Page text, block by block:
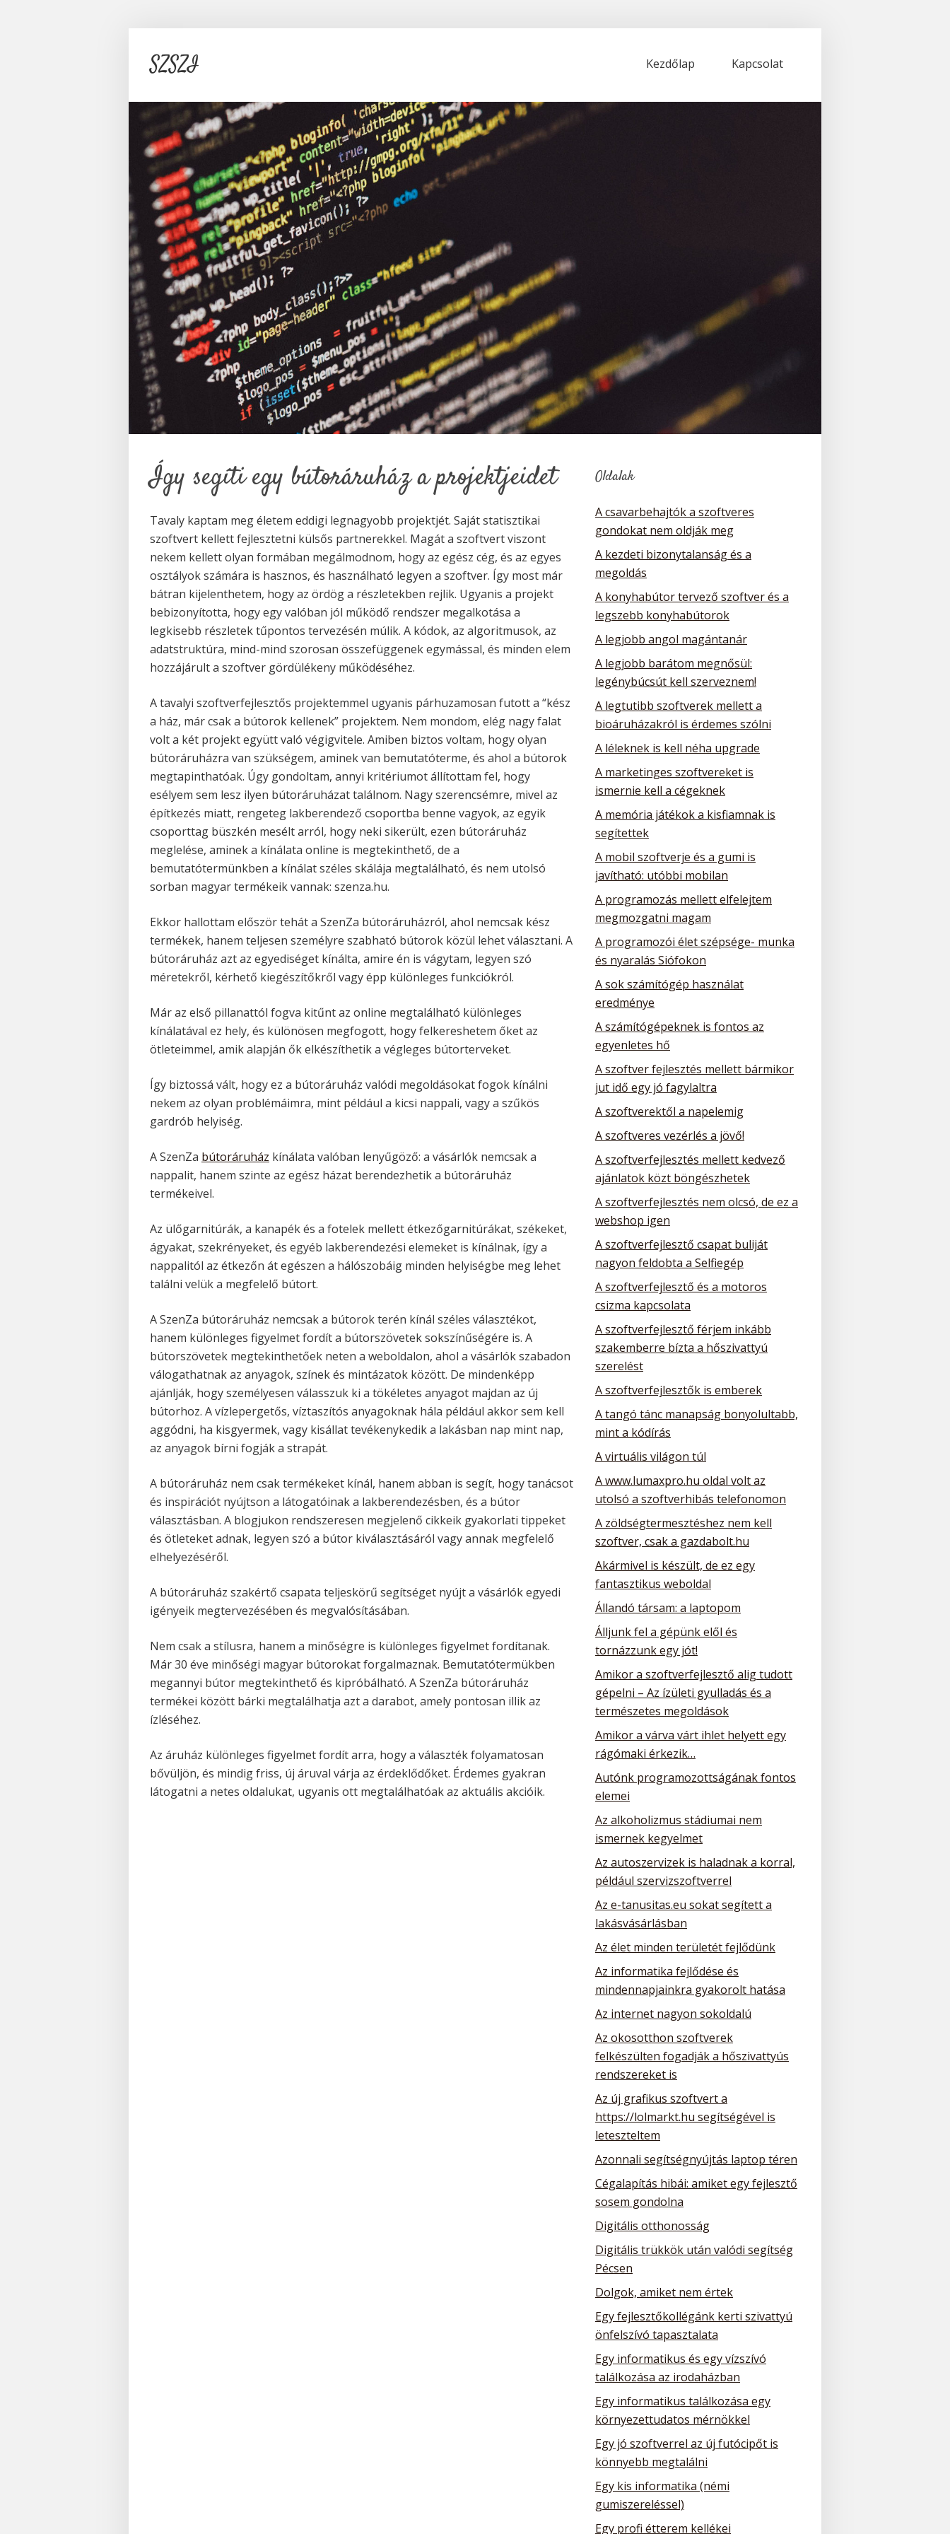
SZSZI Kezdőlap Kapcsolat
Így segíti egy bútoráruház a projektjeidet
Tavaly kaptam meg életem eddigi legnagyobb projektjét. Saját statisztikai
szoftvert kellett fejlesztetni külsős partnerekkel. Magát a szoftvert viszont
nekem kellett olyan formában megálmodnom, hogy az egész cég, és az egyes
osztályok számára is hasznos, és használható legyen a szoftver. Így most már
bátran kijelenthetem, hogy az ördög a részletekben rejlik. Ugyanis a projekt
bebizonyította, hogy egy valóban jól működő rendszer megalkotása a
legkisebb részletek tűpontos tervezésén múlik. A kódok, az algoritmusok, az
adatstruktúra, mind-mind szorosan összefüggenek egymással, és minden elem
hozzájárult a szoftver gördülékeny működéséhez.
A tavalyi szoftverfejlesztős projektemmel ugyanis párhuzamosan futott a “kész
a ház, már csak a bútorok kellenek” projektem. Nem mondom, elég nagy falat
volt a két projekt együtt való végigvitele. Amiben biztos voltam, hogy olyan
bútoráruházra van szükségem, aminek van bemutatóterme, és ahol a bútorok
megtapinthatóak. Úgy gondoltam, annyi kritériumot állítottam fel, hogy
esélyem sem lesz ilyen bútoráruházat találnom. Nagy szerencsémre, mivel az
építkezés miatt, rengeteg lakberendező csoportba benne vagyok, az egyik
csoporttag büszkén mesélt arról, hogy neki sikerült, ezen bútoráruház
meglelése, aminek a kínálata online is megtekinthető, de a
bemutatótermünkben a kínálat széles skálája megtalálható, és nem utolsó
sorban magyar termékeik vannak: szenza.hu.
Ekkor hallottam először tehát a SzenZa bútoráruházról, ahol nemcsak kész
termékek, hanem teljesen személyre szabható bútorok közül lehet választani. A
bútoráruház azt az egyediséget kínálta, amire én is vágytam, legyen szó
méretekről, kérhető kiegészítőkről vagy épp különleges funkciókról.
Már az első pillanattól fogva kitűnt az online megtalálható különleges
kínálatával ez hely, és különösen megfogott, hogy felkereshetem őket az
ötleteimmel, amik alapján ők elkészíthetik a végleges bútorterveket.
Így biztossá vált, hogy ez a bútoráruház valódi megoldásokat fogok kínálni
nekem az olyan problémáimra, mint például a kicsi nappali, vagy a szűkös
gardrób helyiség.
A SzenZa bútoráruház kínálata valóban lenyűgöző: a vásárlók nemcsak a
nappalit, hanem szinte az egész házat berendezhetik a bútoráruház
termékeivel.
Az ülőgarnitúrák, a kanapék és a fotelek mellett étkezőgarnitúrákat, székeket,
ágyakat, szekrényeket, és egyéb lakberendezési elemeket is kínálnak, így a
nappalitól az étkezőn át egészen a hálószobáig minden helyiségbe meg lehet
találni velük a megfelelő bútort.
A SzenZa bútoráruház nemcsak a bútorok terén kínál széles választékot,
hanem különleges figyelmet fordít a bútorszövetek sokszínűségére is. A
bútorszövetek megtekinthetőek neten a weboldalon, ahol a vásárlók szabadon
válogathatnak az anyagok, színek és mintázatok között. De mindenképp
ajánlják, hogy személyesen válasszuk ki a tökéletes anyagot majdan az új
bútorhoz. A vízlepergetős, víztaszítós anyagoknak hála például akkor sem kell
aggódni, ha kisgyermek, vagy kisállat tevékenykedik a lakásban nap mint nap,
az anyagok bírni fogják a strapát.
A bútoráruház nem csak termékeket kínál, hanem abban is segít, hogy tanácsot
és inspirációt nyújtson a látogatóinak a lakberendezésben, és a bútor
választásban. A blogjukon rendszeresen megjelenő cikkeik gyakorlati tippeket
és ötleteket adnak, legyen szó a bútor kiválasztásáról vagy annak megfelelő
elhelyezéséről.
A bútoráruház szakértő csapata teljeskörű segítséget nyújt a vásárlók egyedi
igényeik megtervezésében és megvalósításában.
Nem csak a stílusra, hanem a minőségre is különleges figyelmet fordítanak.
Már 30 éve minőségi magyar bútorokat forgalmaznak. Bemutatótermükben
megannyi bútor megtekinthető és kipróbálható. A SzenZa bútoráruház
termékei között bárki megtalálhatja azt a darabot, amely pontosan illik az
ízléséhez.
Az áruház különleges figyelmet fordít arra, hogy a választék folyamatosan
bővüljön, és mindig friss, új áruval várja az érdeklődőket. Érdemes gyakran
látogatni a netes oldalukat, ugyanis ott megtalálhatóak az aktuális akcióik.
Oldalak
A csavarbehajtók a szoftveres
gondokat nem oldják meg
A kezdeti bizonytalanság és a
megoldás
A konyhabútor tervező szoftver és a
legszebb konyhabútorok
A legjobb angol magántanár
A legjobb barátom megnősül:
legénybúcsút kell szerveznem!
A legtutibb szoftverek mellett a
bioáruházakról is érdemes szólni
A léleknek is kell néha upgrade
A marketinges szoftvereket is
ismernie kell a cégeknek
A memória játékok a kisfiamnak is
segítettek
A mobil szoftverje és a gumi is
javítható: utóbbi mobilan
A programozás mellett elfelejtem
megmozgatni magam
A programozói élet szépsége- munka
és nyaralás Siófokon
A sok számítógép használat
eredménye
A számítógépeknek is fontos az
egyenletes hő
A szoftver fejlesztés mellett bármikor
jut idő egy jó fagylaltra
A szoftverektől a napelemig
A szoftveres vezérlés a jövő!
A szoftverfejlesztés mellett kedvező
ajánlatok közt böngészhetek
A szoftverfejlesztés nem olcsó, de ez a
webshop igen
A szoftverfejlesztő csapat buliját
nagyon feldobta a Selfiegép
A szoftverfejlesztő és a motoros
csizma kapcsolata
A szoftverfejlesztő férjem inkább
szakemberre bízta a hőszivattyú
szerelést
A szoftverfejlesztők is emberek
A tangó tánc manapság bonyolultabb,
mint a kódírás
A virtuális világon túl
A www.lumaxpro.hu oldal volt az
utolsó a szoftverhibás telefonomon
A zöldségtermesztéshez nem kell
szoftver, csak a gazdabolt.hu
Akármivel is készült, de ez egy
fantasztikus weboldal
Állandó társam: a laptopom
Álljunk fel a gépünk elől és
tornázzunk egy jót!
Amikor a szoftverfejlesztő alig tudott
gépelni – Az ízületi gyulladás és a
természetes megoldások
Amikor a várva várt ihlet helyett egy
rágómaki érkezik…
Autónk programozottságának fontos
elemei
Az alkoholizmus stádiumai nem
ismernek kegyelmet
Az autoszervizek is haladnak a korral,
például szervizszoftverrel
Az e-tanusitas.eu sokat segített a
lakásvásárlásban
Az élet minden területét fejlődünk
Az informatika fejlődése és
mindennapjainkra gyakorolt hatása
Az internet nagyon sokoldalú
Az okosotthon szoftverek
felkészülten fogadják a hőszivattyús
rendszereket is
Az új grafikus szoftvert a
https://lolmarkt.hu segítségével is
leteszteltem
Azonnali segítségnyújtás laptop téren
Cégalapítás hibái: amiket egy fejlesztő
sosem gondolna
Digitális otthonosság
Digitális trükkök után valódi segítség
Pécsen
Dolgok, amiket nem értek
Egy fejlesztőkollégánk kerti szivattyú
önfelszívó tapasztalata
Egy informatikus és egy vízszívó
találkozása az irodaházban
Egy informatikus találkozása egy
környezettudatos mérnökkel
Egy jó szoftverrel az új futócipőt is
könnyebb megtalálni
Egy kis informatika (némi
gumiszereléssel)
Egy profi étterem kellékei